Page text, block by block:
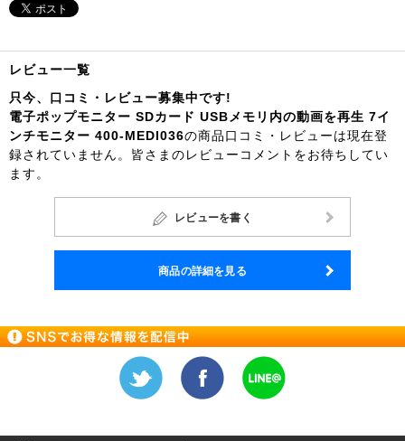
レビュー一覧
只今、口コミ・レビュー募集中です!
電子ポップモニター SDカード USBメモリ内の動画を再生 7イ
ンチモニター 400-MEDI036の商品口コミ・レビューは現在登
録されていません。皆さまのレビューコメントをお待ちしてい
ます。
レビューを書く
商品の詳細を見る